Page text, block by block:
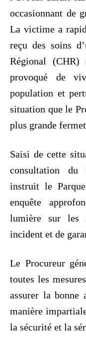
occasionnant de
La victime a
reçu des soins
Régional (CHR)
provoqué de
population et
situation que le
plus grande
Saisi de cette
consultation du
instruit le
enquête
lumière sur les
incident et de
Le Procureur
toutes les
assurer la bonne
manière
la sécurité et la